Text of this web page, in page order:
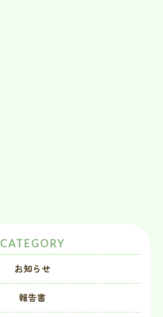
CATEGORY
お知らせ
報告書